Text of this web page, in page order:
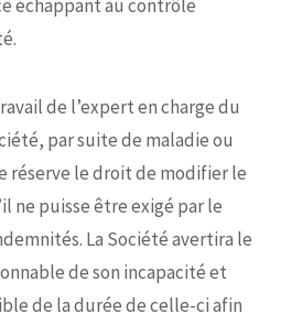
échappant au contrôle
de l’expert en charge du
par suite de maladie ou
réserve le droit de modifier le
ne puisse être exigé par le
La Société avertira le
de son incapacité et
de la durée de celle-ci afin